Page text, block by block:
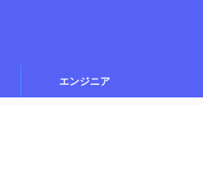
エンジニア